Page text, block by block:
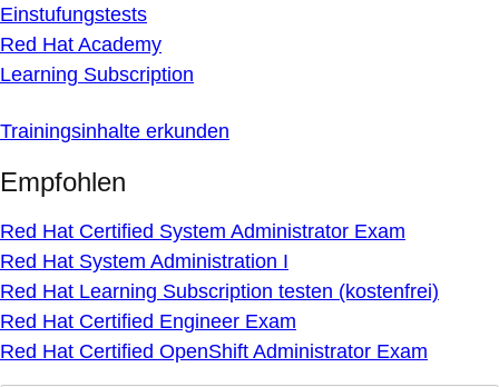
Einstufungstests
Red Hat Academy
Learning Subscription
Trainingsinhalte erkunden
Empfohlen
Red Hat Certified System Administrator Exam
Red Hat System Administration I
Red Hat Learning Subscription testen (kostenfrei)
Red Hat Certified Engineer Exam
Red Hat Certified OpenShift Administrator Exam